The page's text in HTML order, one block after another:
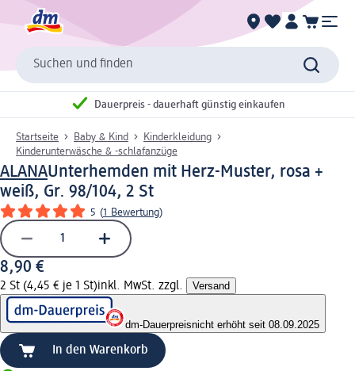
Suchen und finden
Dauerpreis - dauerhaft günstig einkaufen
Startseite Baby & Kind
Kinderkleidung
Kinderunterwäsche & -schlafanzüge
ALANAUnterhemden mit Herz-Muster, rosa +
weiß, Gr. 98/104, 2 St
5 (1 Bewertung)
8,90 €
2 St (4,45 € je 1 St)inkl. MwSt. zzgl. Versand
dm-Dauerpreisnicht erhöht seit 08.09.2025
In den Warenkorb